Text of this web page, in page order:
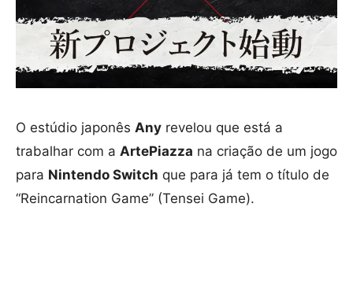
O estúdio japonês Any revelou que está a
trabalhar com a ArtePiazza na criação de um jogo
para Nintendo Switch que para já tem o título de
“Reincarnation Game” (Tensei Game).